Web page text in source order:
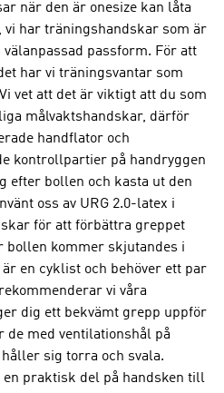
när den är onesize kan låta
vi har träningshandskar som är
passform. För att
har vi träningsvantar som
vet att det är viktigt att du som
målvaktshandskar, därför
handflator och
kontrollpartier på handryggen
efter bollen och kasta ut den
oss av URG 2.0-latex i
för att förbättra greppet
bollen kommer skjutandes i
en cyklist och behöver ett par
vi våra
dig ett bekvämt grepp uppför
de med ventilationshål på
sig torra och svala.
en praktisk del på handsken till